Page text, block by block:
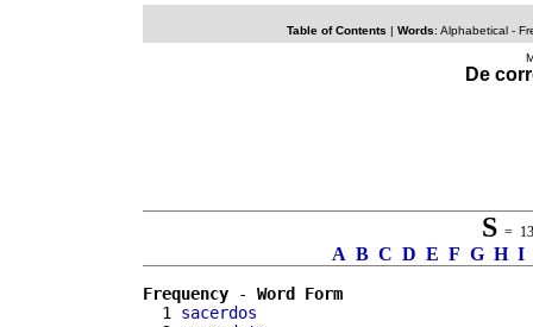
Table of Contents | Words: Alphabetical -
De
S=
A B C D E F G H I
Frequency - Word Form
  1
sacerdos